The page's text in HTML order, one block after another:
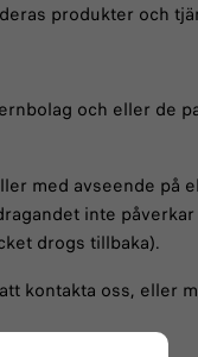
produkter och
och eller de
med avseende på
inte
drogs tillbaka).
kontakta oss, eller